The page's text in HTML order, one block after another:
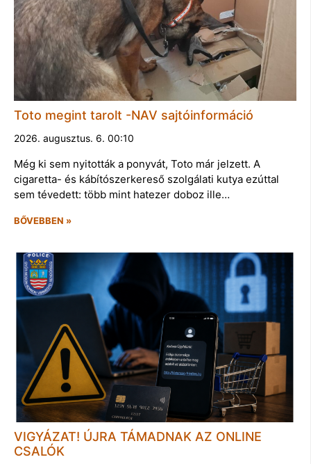
Toto megint tarolt -NAV sajtóinformáció
2026. augusztus. 6. 00:10
Még ki sem nyitották a ponyvát, Toto már jelzett. A
cigaretta- és kábítószerkereső szolgálati kutya ezúttal
sem tévedett: több mint hatezer doboz ille…
BŐVEBBEN »
VIGYÁZAT! ÚJRA TÁMADNAK AZ ONLINE
CSALÓK